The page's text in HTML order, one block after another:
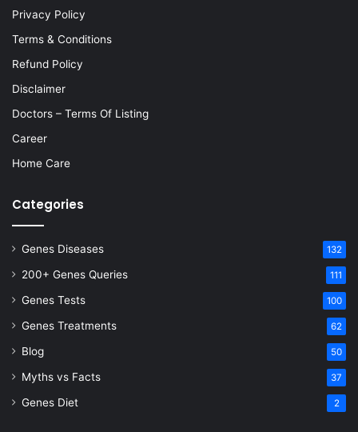
Privacy Policy
Terms & Conditions
Refund Policy
Disclaimer
Doctors – Terms Of Listing
Career
Home Care
Categories
Genes Diseases 132
200+ Genes Queries 111
Genes Tests 100
Genes Treatments 62
Blog 50
Myths vs Facts 37
Genes Diet 2